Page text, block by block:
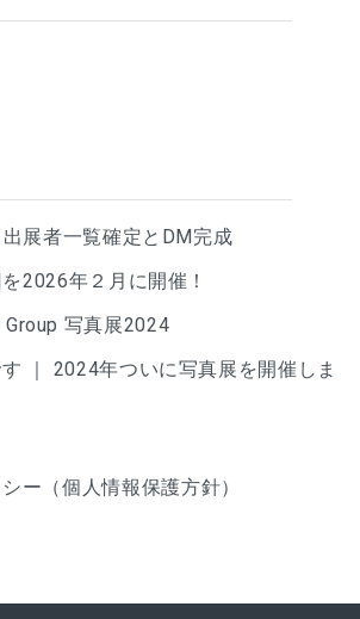
展者一覧確定とDM完成
2026年２月に開催！
写真展2024
｜ 2024年ついに写真展を開催しま
ー（個人情報保護方針）